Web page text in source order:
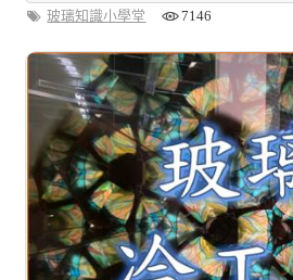
玻璃知識小學堂
7146